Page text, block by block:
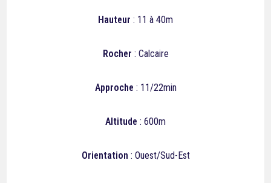
Hauteur : 11 à 40m
Rocher : Calcaire
Approche : 11/22min
Altitude : 600m
Orientation : Ouest/Sud-Est